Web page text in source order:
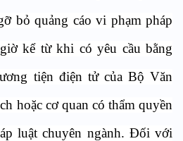
bỏ quảng cáo vi phạm pháp
kể từ khi có yêu cầu bằng
tiện điện tử của Bộ Văn
hoặc cơ quan có thẩm quyền
luật chuyên ngành. Đối với